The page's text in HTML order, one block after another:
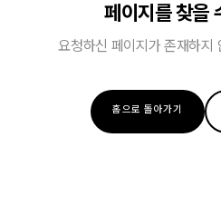
페이지를 찾을
요청하신 페이지가 존재하지
홈으로 돌아가기